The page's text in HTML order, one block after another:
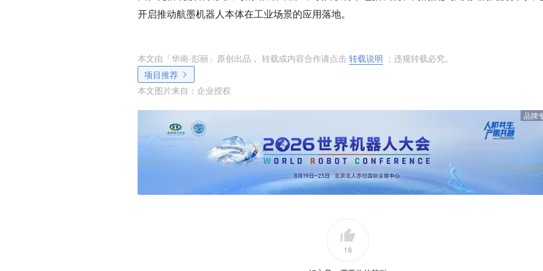
开启推动航墨机器人本体在工业场景的应用落地。
本文由「华南-彭丽 」原创出品， 转载或内容合作请点击 转载说明 ；违规转载必究。
项目推荐
本文图片来自： 企业授权
品牌
18